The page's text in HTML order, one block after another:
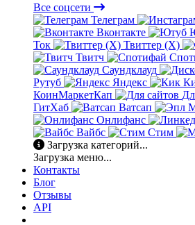
Все соцсети
Телеграм
Вконтакте
Ток
Твиттер (X)
Твитч
Саундклауд
Рутуб
Яндекс
КоинМаркетКап
ГитХаб
Ватсап
Онлифанс
Вайбс
Стим
Загрузка категорий...
Загрузка меню...
Контакты
Блог
Отзывы
API